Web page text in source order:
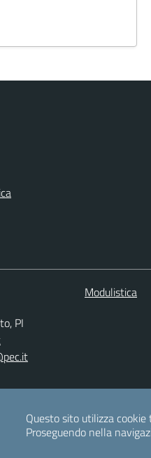
PI
Modulistica
Questo sito utilizza
Proseguendo nella